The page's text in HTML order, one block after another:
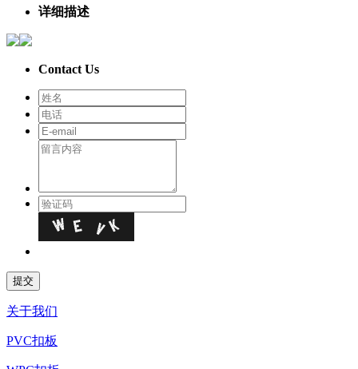
详细描述
Contact Us
关于我们
PVC扣板